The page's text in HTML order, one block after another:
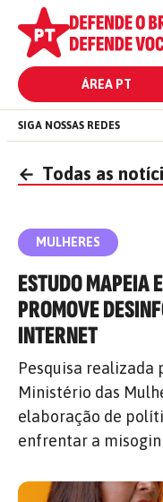
ÁREA PT
SIGA NOSSAS REDES
← Todas as
MULHERES
ESTUDO MAPEIA
PROMOVE
INTERNET
Pesquisa realizada
Ministério das
elaboração de
enfrentar a